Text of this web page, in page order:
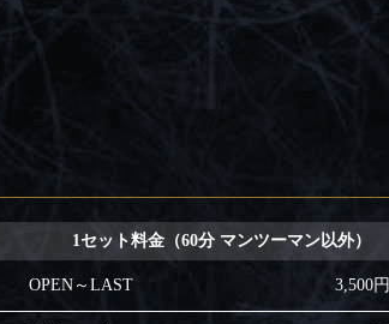
1セット料金（60分 マンツーマン以外）
OPEN～LAST 3,500円